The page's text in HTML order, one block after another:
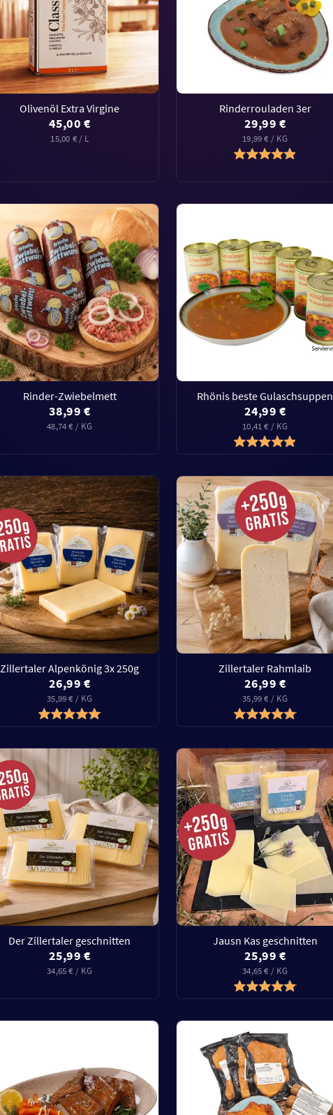
Olivenöl Extra Virgine
45,00 €
15,00 € / L
Rinderrouladen 3er
29,99 €
19,99 € / KG
Rinder-Zwiebelmett
38,99 €
48,74 € / KG
Rhönis beste Gulaschsuppen
24,99 €
10,41 € / KG
Zillertaler Alpenkönig 3x 250g
26,99 €
35,99 € / KG
Zillertaler Rahmlaib
26,99 €
35,99 € / KG
Der Zillertaler geschnitten
25,99 €
34,65 € / KG
Jausn Kas geschnitten
25,99 €
34,65 € / KG